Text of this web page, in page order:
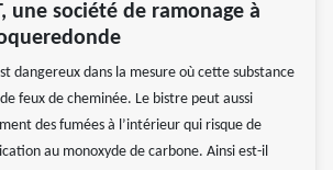
une société de ramonage à
dangereux dans la mesure où cette substance
feux de cheminée. Le bistre peut aussi
des fumées à l’intérieur qui risque de
au monoxyde de carbone. Ainsi est-il